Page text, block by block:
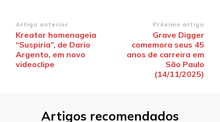
Navegação
de
post
Artigo anterior
Kreator homenageia
“Suspiria”, de Dario
Argento, em novo
videoclipe
Próximo artigo
Grave Digger
comemora seus 45
anos de carreira em
São Paulo
(14/11/2025)
Artigos recomendados